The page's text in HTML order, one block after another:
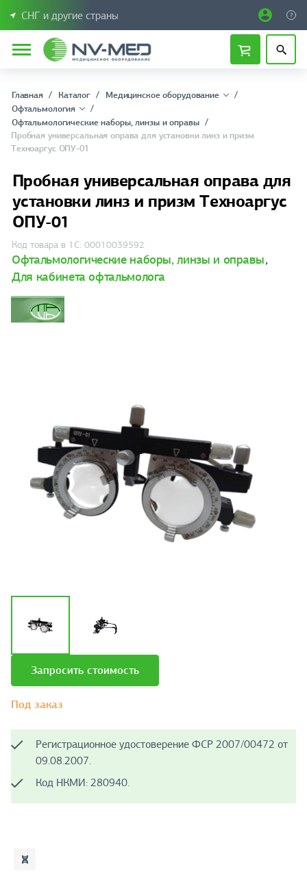
СНГ и другие страны
Главная Каталог
Медицинское оборудование
Офтальмология
Офтальмологические наборы, линзы и оправы
Пробная универсальная оправа для установки линз и призм
Техноаргус ОПУ-01
Пробная универсальная оправа для
установки линз и призм Техноаргус
ОПУ-01
Код товара в 1С: 00010039592
Офтальмологические наборы, линзы и оправы,
Для кабинета офтальмолога
Запросить стоимость
Под заказ
Регистрационное удостоверение ФСР 2007/00472 от
09.08.2007.
Код НКМИ: 280940.